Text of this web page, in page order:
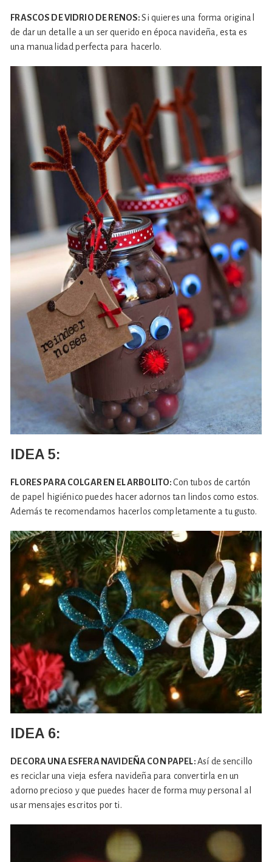
FRASCOS DE VIDRIO DE RENOS:Si quieres una forma original
de dar un detalle a un ser querido en época navideña, esta es
una manualidad perfecta para hacerlo.
IDEA 5:
FLORES PARA COLGAR EN EL ARBOLITO:Con tubos de cartón
de papel higiénico puedes hacer adornos tan lindos como estos.
Además te recomendamos hacerlos completamente a tu gusto.
IDEA 6:
DECORA UNA ESFERA NAVIDEÑA CON PAPEL:Así de sencillo
es reciclar una vieja esfera navideña para convertirla en un
adorno precioso y que puedes hacer de forma muy personal al
usar mensajes escritos por ti.